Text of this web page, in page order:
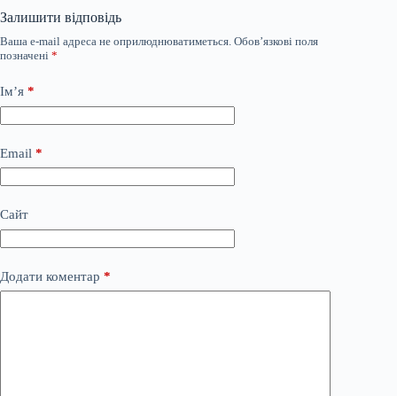
Залишити відповідь
Ваша e-mail адреса не оприлюднюватиметься. Обов’язкові поля
позначені *
Ім’я *
Email *
Сайт
Додати коментар *